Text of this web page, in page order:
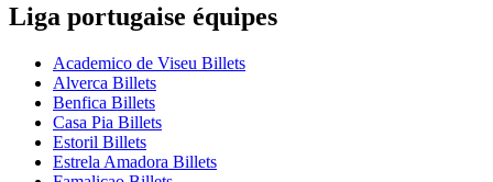
Liga portugaise équipes
Academico de Viseu Billets
Alverca Billets
Benfica Billets
Casa Pia Billets
Estoril Billets
Estrela Amadora Billets